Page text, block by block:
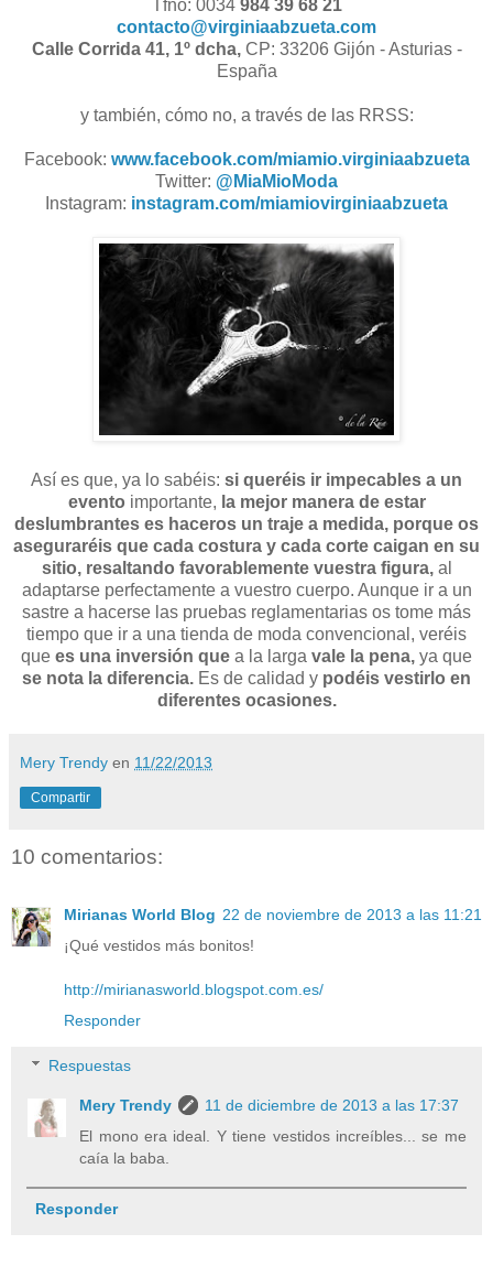
Tfno: 0034984 39 68 21
contacto@virginiaabzueta.com
Calle Corrida 41, 1º dcha,CP: 33206 Gijón - Asturias -
España
y también, cómo no, a través de las RRSS:
Facebook: www.facebook.com/miamio.virginiaabzueta
Twitter: @MiaMioModa
Instagram: instagram.com/miamiovirginiaabzueta
Así es que, ya lo sabéis: si queréis ir impecables a un
evento importante, la mejor manera de estar
deslumbrantes es haceros un traje a medida, porque os
aseguraréis que cada costura y cada corte caigan en su
sitio, resaltando favorablemente vuestra figura,al
adaptarse perfectamente a vuestro cuerpo. Aunque ir a un
sastre a hacerse las pruebas reglamentarias os tome más
tiempo que ir a una tienda de moda convencional, veréis
que es una inversión que a la larga vale la pena, ya que
se nota la diferencia. Es de calidad y podéis vestirlo en
diferentes ocasiones.
Mery Trendy en 11/22/2013
Compartir
10 comentarios:
Mirianas World Blog 22 de noviembre de 2013 a las 11:21
¡Qué vestidos más bonitos!
http://mirianasworld.blogspot.com.es/
Responder
Respuestas
Mery Trendy
11 de diciembre de 2013 a las 17:37
El mono era ideal. Y tiene vestidos increíbles... se me
caía la baba.
Responder